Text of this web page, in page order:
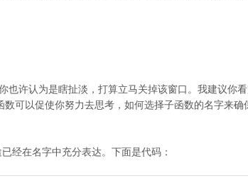
也许认为是瞎扯淡，打算立马关掉该窗口。我建议你
可以促使你努力去思考，如何选择子函数的名字来确
经在名字中充分表达。下面是代码：